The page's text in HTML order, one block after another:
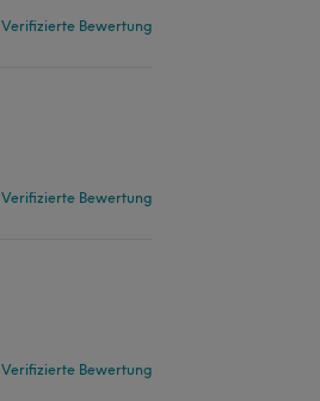
Verifizierte Bewertung
Verifizierte Bewertung
Verifizierte Bewertung